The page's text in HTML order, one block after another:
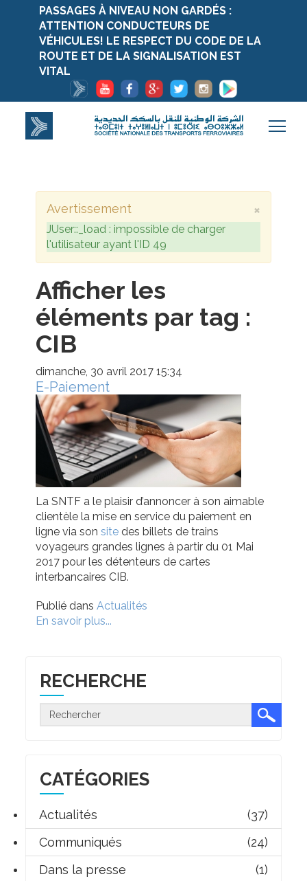
PASSAGES À NIVEAU NON GARDÉS :
ATTENTION CONDUCTEURS DE
VÉHICULES! LE RESPECT DU CODE DE LA
ROUTE ET DE LA SIGNALISATION EST
VITAL
×
Avertissement
JUser::_load : impossible de charger
l'utilisateur ayant l'ID 49
Afficher les
éléments par tag :
CIB
dimanche, 30 avril 2017 15:34
E-Paiement
La SNTF a le plaisir d’annoncer à son aimable
clientèle la mise en service du paiement en
ligne via sonsite des billets de trains
voyageurs grandes lignes à partir du 01 Mai
2017 pour les détenteurs de cartes
interbancaires CIB.
Publié dans Actualités
En savoir plus...
RECHERCHE
CATÉGORIES
Actualités
(37)
Communiqués
(24)
Dans la presse
(1)